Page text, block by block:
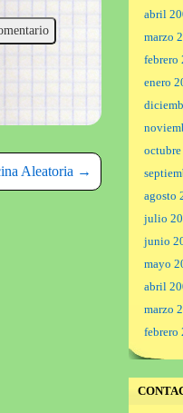
Aleatoria →
abril
marzo
febrero
enero
agosto
julio
junio
mayo
abril
marzo
febrero